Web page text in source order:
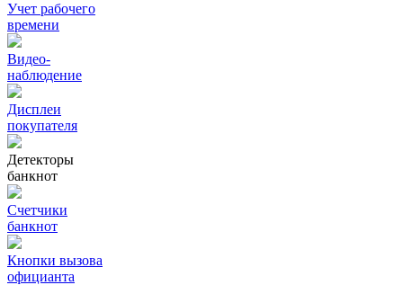
Учет рабочего
времени
Видео‑
наблюдение
Дисплеи
покупателя
Детекторы
банкнот
Счетчики
банкнот
Кнопки вызова
официанта